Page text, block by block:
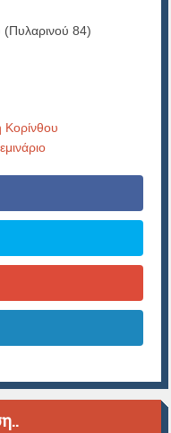
(Πυλαρινού 84)
Κορίνθου